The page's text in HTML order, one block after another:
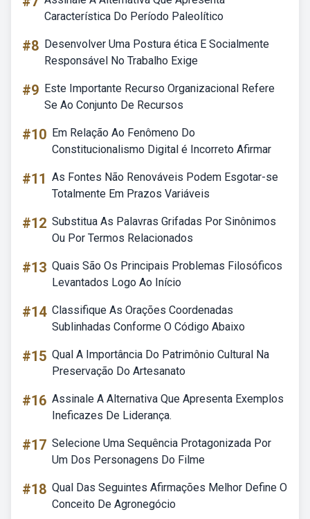
Característica Do Período Paleolítico
#8 Desenvolver Uma Postura ética E Socialmente
Responsável No Trabalho Exige
#9 Este Importante Recurso Organizacional Refere
Se Ao Conjunto De Recursos
#10 Em Relação Ao Fenômeno Do
Constitucionalismo Digital é Incorreto Afirmar
#11 As Fontes Não Renováveis Podem Esgotar-se
Totalmente Em Prazos Variáveis
#12 Substitua As Palavras Grifadas Por Sinônimos
Ou Por Termos Relacionados
#13 Quais São Os Principais Problemas Filosóficos
Levantados Logo Ao Início
#14 Classifique As Orações Coordenadas
Sublinhadas Conforme O Código Abaixo
#15 Qual A Importância Do Patrimônio Cultural Na
Preservação Do Artesanato
#16 Assinale A Alternativa Que Apresenta Exemplos
Ineficazes De Liderança.
#17 Selecione Uma Sequência Protagonizada Por
Um Dos Personagens Do Filme
#18 Qual Das Seguintes Afirmações Melhor Define O
Conceito De Agronegócio